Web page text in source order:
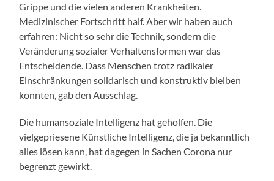
Grippe und die vielen anderen Krankheiten.
Medizinischer Fortschritt half. Aber wir haben auch
erfahren: Nicht so sehr die Technik, sondern die
Veränderung sozialer Verhaltensformen war das
Entscheidende. Dass Menschen trotz radikaler
Einschränkungen solidarisch und konstruktiv bleiben
konnten, gab den Ausschlag.
Die humansoziale Intelligenz hat geholfen. Die
vielgepriesene Künstliche Intelligenz, die ja bekanntlich
alles lösen kann, hat dagegen in Sachen Corona nur
begrenzt gewirkt.